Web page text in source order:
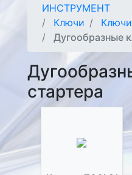
ИНСТРУМЕНТ
Ключи
Дугообразные
стартера